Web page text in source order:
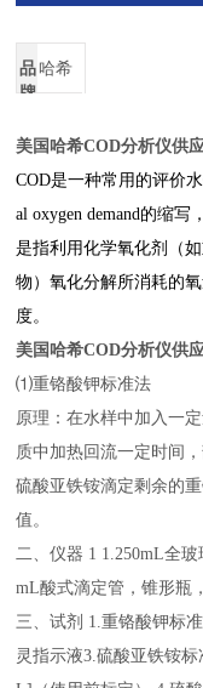
品
牌
哈希
美国哈希COD分析仪供
COD是一种常用的评价
al oxygen demand的缩写
是指利用化学氧化剂（
物）氧化分解所消耗的
度。
美国哈希COD分析仪供
⑴重铬酸钾标准法
原理：在水样中加入一
质中加热回流一定时间
硫酸亚铁铵滴定剩余的
值。
二、仪器 1 1.250mL全
mL酸式滴定管，锥形瓶
三、试剂 1.重铬酸钾标
灵指示液3.硫酸亚铁铵标